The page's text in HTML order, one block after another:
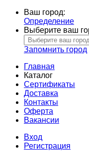
Ваш город:
Определение
Выберите ваш
Запомнить город
Главная
Каталог
Сертификаты
Доставка
Контакты
Оферта
Вакансии
Вход
Регистрация